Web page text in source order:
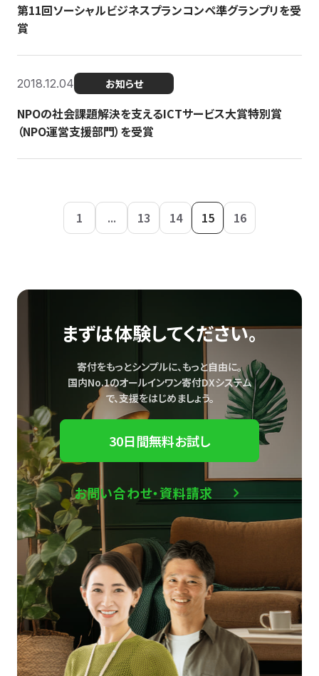
第11回ソーシャルビジネスプランコンペ準グランプリを受
賞
2018.12.04 お知らせ
NPOの社会課題解決を支えるICTサービス大賞特別賞
（NPO運営支援部門）を受賞
1 ... 13 14 15 16
まずは体験してください。
寄付をもっとシンプルに、もっと自由に。
国内No.1のオールインワン寄付DXシステム
で、支援をはじめましょう。
30日間無料お試し
お問い合わせ・資料請求